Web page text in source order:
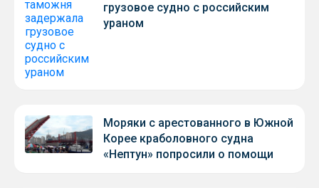
грузовое судно с российским
ураном
Моряки с арестованного в Южной
Корее краболовного судна
«Нептун» попросили о помощи